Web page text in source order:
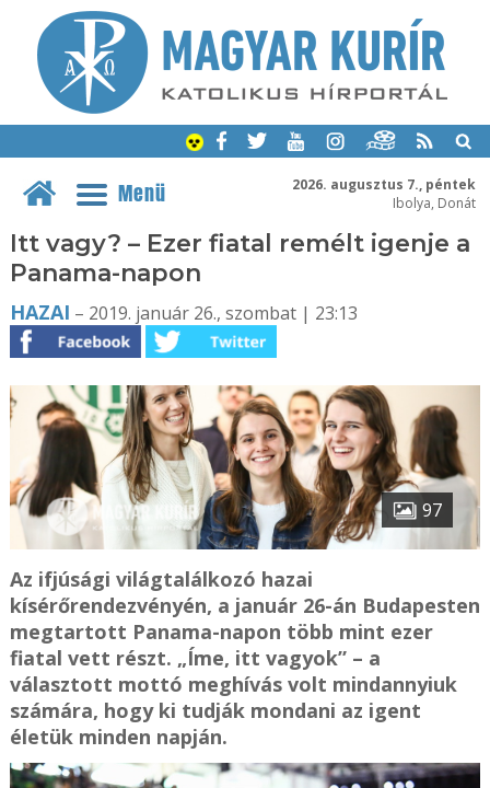
2026. augusztus 7., péntek
Ibolya, Donát
Menü
Itt vagy? – Ezer fiatal remélt igenje a
Panama-napon
HAZAI – 2019. január 26., szombat | 23:13
97
Az ifjúsági világtalálkozó hazai
kísérőrendezvényén, a január 26-án Budapesten
megtartott Panama-napon több mint ezer
fiatal vett részt. „Íme, itt vagyok” – a
választott mottó meghívás volt mindannyiuk
számára, hogy ki tudják mondani az igent
életük minden napján.